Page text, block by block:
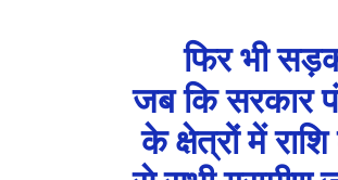
फिर भी
जब कि सरकार
के क्षेत्रों में